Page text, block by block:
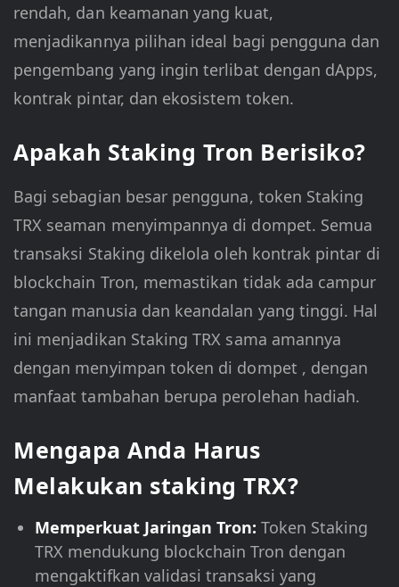
rendah, dan keamanan yang kuat,
menjadikannya pilihan ideal bagi pengguna dan
pengembang yang ingin terlibat dengan dApps,
kontrak pintar, dan ekosistem token.
Apakah Staking Tron Berisiko?
Bagi sebagian besar pengguna, token Staking
TRX seaman menyimpannya di dompet. Semua
transaksi Staking dikelola oleh kontrak pintar di
blockchain Tron, memastikan tidak ada campur
tangan manusia dan keandalan yang tinggi. Hal
ini menjadikan Staking TRX sama amannya
dengan menyimpan token di dompet , dengan
manfaat tambahan berupa perolehan hadiah.
Mengapa Anda Harus
Melakukan staking TRX?
Memperkuat Jaringan Tron: Token Staking
TRX mendukung blockchain Tron dengan
mengaktifkan validasi transaksi yang